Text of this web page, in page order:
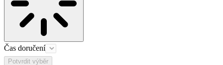
Čas doručení
Potvrdit výběr